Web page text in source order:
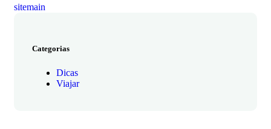
sitemain
Categorias
Dicas
Viajar